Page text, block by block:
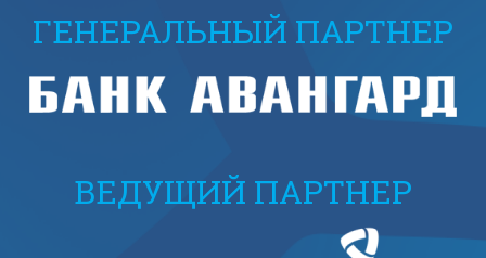
ГЕНЕРАЛЬНЫЙ ПАРТНЕР
ВЕДУЩИЙ ПАРТНЕР